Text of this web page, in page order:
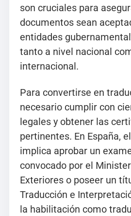
son cruciales para
documentos sean
entidades
tanto a nivel nacional
internacional.
Para convertirse en
necesario cumplir con
legales y obtener las
pertinentes. En España,
implica aprobar un
convocado por el
Exteriores o poseer un
Traducción e
la habilitación como